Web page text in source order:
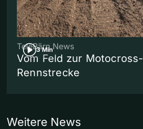
3 Min
TeleBärn News
Vom Feld zur Motocross-
Rennstrecke
Weitere News